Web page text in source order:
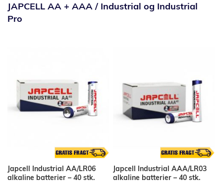
JAPCELL AA + AAA / Industrial og Industrial
Pro
Japcell Industrial AA/LR06
alkaline batterier – 40 stk.
Japcell Industrial AAA/LR03
alkaline batterier – 40 stk.